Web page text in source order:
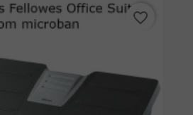
favorite_border